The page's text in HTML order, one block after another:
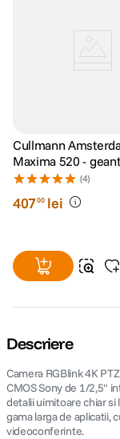
Cullmann
Maxima 520 -
(4)
40700 lei
Descriere
Camera RGBlink 4K
CMOS Sony de 1/2,5"
detalii uimitoare chiar
gama larga de aplicatii,
videoconferinte.